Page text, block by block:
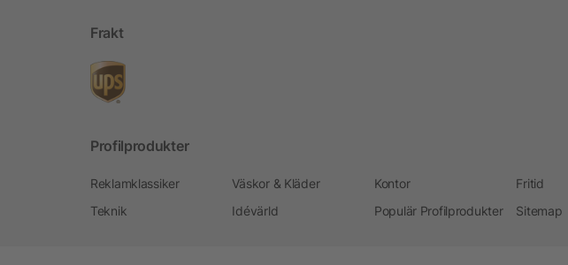
Frakt
Profilprodukter
Reklamklassiker Väskor & Kläder Kontor
Fritid
Teknik
Idévärld Populär Profilprodukter Sitemap